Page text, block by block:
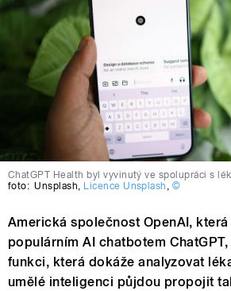
ChatGPT Health byl vyvinutý ve spolupráci s
foto: Unsplash, Licence Unsplash , ©
Americká společnost OpenAI,
populárním AI chatbotem
funkci, která dokáže analyzovat
umělé inteligenci půjdou propojit